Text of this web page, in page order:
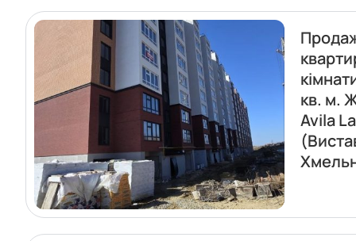
кв. м.
Avila